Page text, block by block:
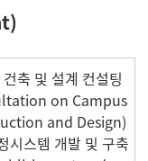
축 및 설계 컨설팅
on Campus
and Design)
시스템 개발 및 구축